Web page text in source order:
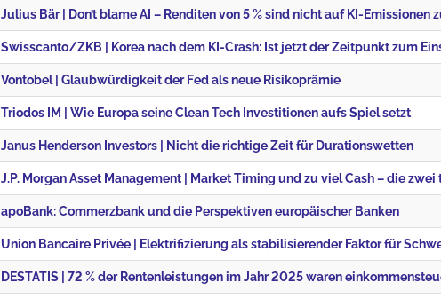
Vontobel | Glaubwürdigkeit der Fed als neue Risikoprämie
Triodos IM | Wie Europa seine Clean Tech Investitionen aufs Spiel setzt
Janus Henderson Investors | Nicht die richtige Zeit für Durationswetten
apoBank: Commerzbank und die Perspektiven europäischer Banken